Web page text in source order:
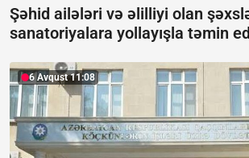
Şəhid ailələri və əlilliyi olan
sanatoriyalara yollayışla təmin
6 Avqust 11:08